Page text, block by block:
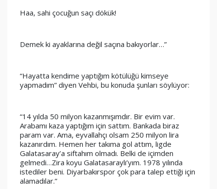
Haa, sahi çocuğun saçı dökük!
Demek ki ayaklarına değil saçına bakıyorlar…”
“Hayatta kendime yaptığım kötülüğü kimseye
yapmadım” diyen Vehbi, bu konuda şunları söylüyor:
“14 yılda 50 milyon kazanmışımdır. Bir evim var.
Arabamı kaza yaptığım için sattım. Bankada biraz
param var. Ama, eyvallahçı olsam 250 milyon lira
kazanırdım. Hemen her takıma gol attım, ligde
Galatasaray’a siftahım olmadı. Belki de içimden
gelmedi…Zira koyu Galatasaraylı’yım. 1978 yılında
istediler beni. Diyarbakırspor çok para talep ettiği için
alamadılar.”